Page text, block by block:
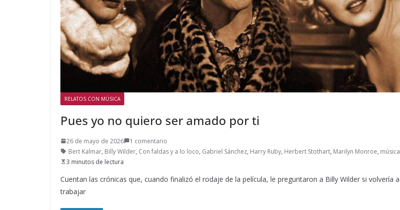
RELATOS CON MÚSICA
Pues yo no quiero ser amado por ti
26 de mayo de 2026
1 comentario
Bert Kalmar, Billy Wilder, Con faldas y a lo loco, Gabriel Sánchez, Harry Ruby, Herbert Stothart, Marilyn Monroe, música
3 minutos de lectura
Cuentan las crónicas que, cuando finalizó el rodaje de la película, le preguntaron a Billy Wilder si volvería a
trabajar